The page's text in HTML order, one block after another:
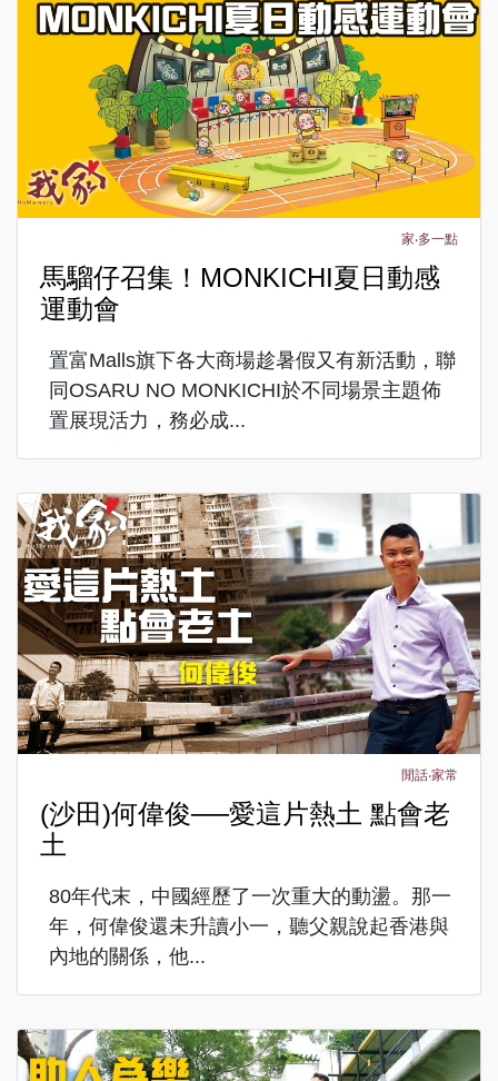
家‧多一點
馬騮仔召集！MONKICHI夏日動感
運動會
置富Malls旗下各大商場趁暑假又有新活動，聯
同OSARU NO MONKICHI於不同場景主題佈
置展現活力，務必成...
閒話‧家常
(沙田)何偉俊──愛這片熱土 點會老
土
80年代末，中國經歷了一次重大的動盪。那一
年，何偉俊還未升讀小一，聽父親說起香港與
內地的關係，他...